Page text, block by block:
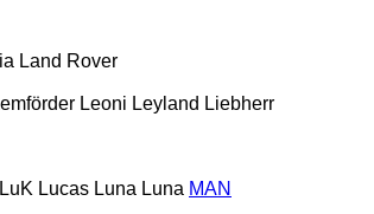
Land Rover
Leoni Leyland Liebherr
LuK Lucas Luna Luna MAN